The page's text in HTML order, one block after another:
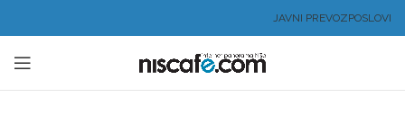
JAVNI PREVOZPOSLOVI